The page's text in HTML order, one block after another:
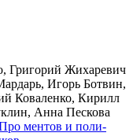
Григорий Жихаревич
Игорь Ботвин,
Коваленко, Кирилл
Анна Пескова
мен­тов и по­ли­